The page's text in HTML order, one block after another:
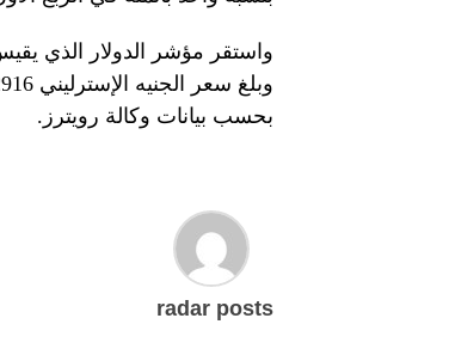
بحسب بيانات وكالة رويترز.
radar posts